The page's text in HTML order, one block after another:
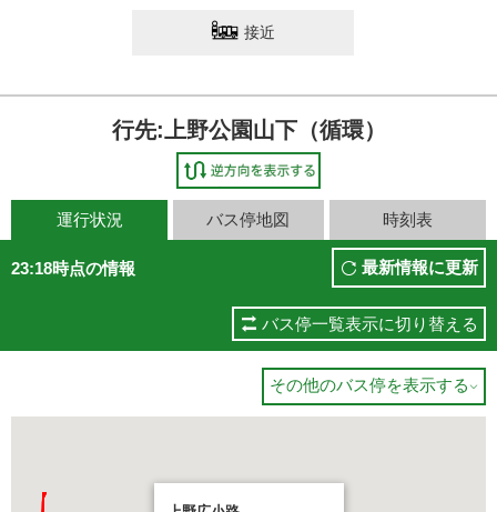
接近
行先:上野公園山下（循環）
運行状況 バス停地図 時刻表
23:18時点の情報 最新情報に更新
バス停一覧表示に切り替える
その他のバス停を表示する 